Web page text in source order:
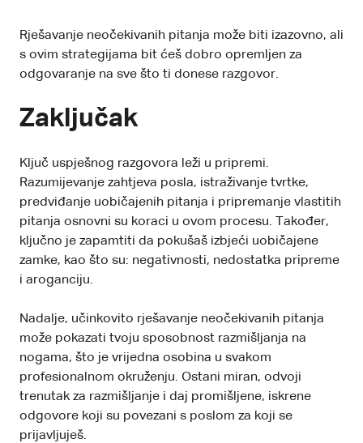
Rješavanje neočekivanih pitanja može biti izazovno, ali
s ovim strategijama bit ćeš dobro opremljen za
odgovaranje na sve što ti donese razgovor.
Zaključak
Ključ uspješnog razgovora leži u pripremi.
Razumijevanje zahtjeva posla, istraživanje tvrtke,
predviđanje uobičajenih pitanja i pripremanje vlastitih
pitanja osnovni su koraci u ovom procesu. Također,
ključno je zapamtiti da pokušaš izbjeći uobičajene
zamke, kao što su: negativnosti, nedostatka pripreme
i aroganciju.
Nadalje, učinkovito rješavanje neočekivanih pitanja
može pokazati tvoju sposobnost razmišljanja na
nogama, što je vrijedna osobina u svakom
profesionalnom okruženju. Ostani miran, odvoji
trenutak za razmišljanje i daj promišljene, iskrene
odgovore koji su povezani s poslom za koji se
prijavljuješ.